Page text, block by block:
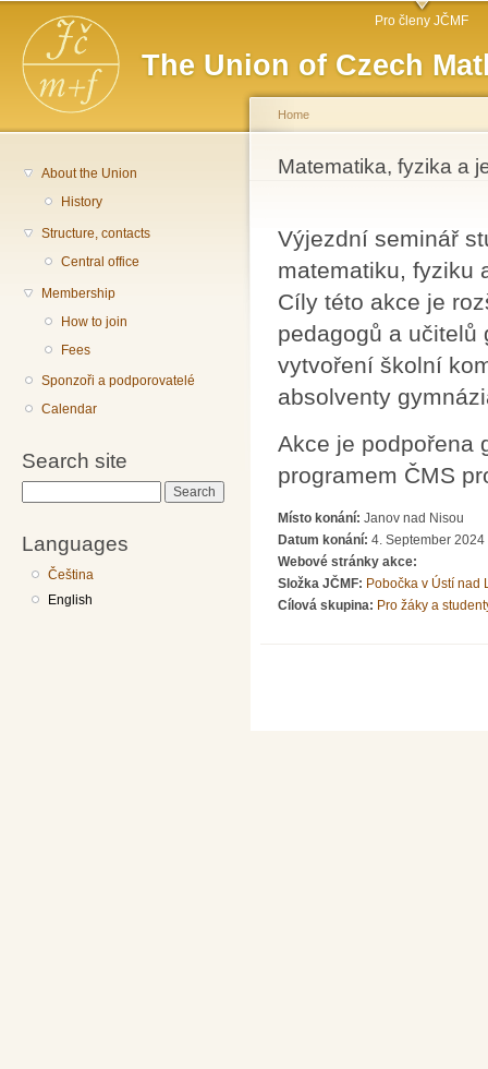
The Union of Czech
Main menu Pro členy JČMF
About the Union
History
Structure, contacts
Central office
Membership
How to join
Fees
Sponzoři a podporovatelé
Calendar
Search site
Languages
Čeština
English
You are here
Home
Matematika, fyzika a
Výjezdní seminář
matematiku, fyziku
Cíly této akce je
pedagogů a učitelů
vytvoření školní
absolventy
Akce je podpořena
programem ČMS
Místo konání: Janov nad Nisou
Datum konání: 4. September 2024
Webové stránky akce:
Složka JČMF: Pobočka v Ústí nad
Cílová skupina: Pro žáky a